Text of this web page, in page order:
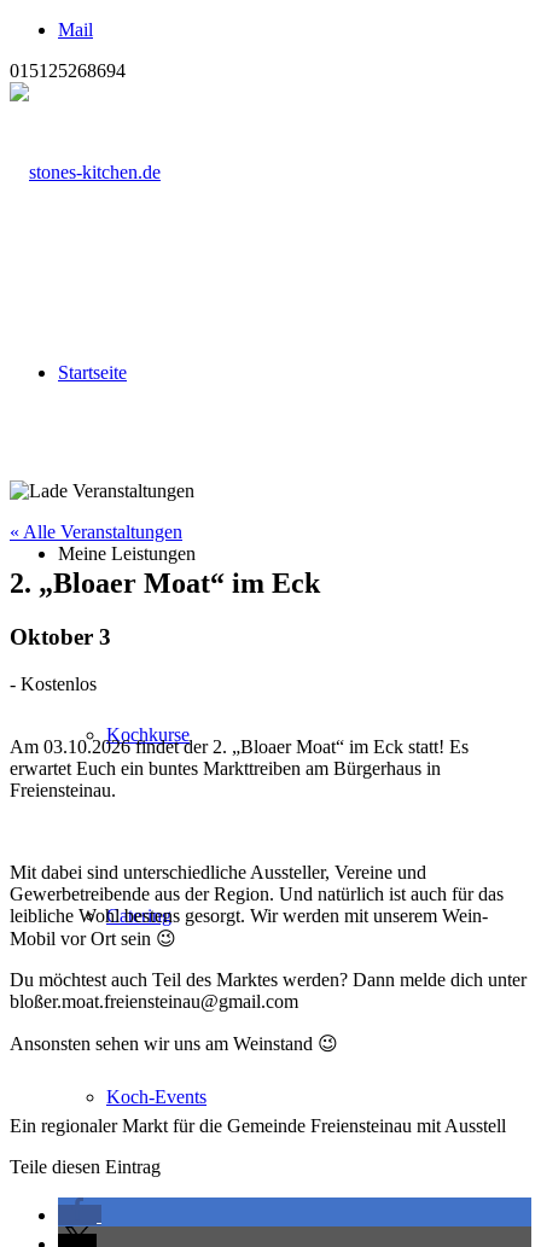
Mail
015125268694
Startseite
Meine Leistungen
Kochkurse
Catering
Koch-Events
« Alle Veranstaltungen
2. „Bloaer Moat“ im Eck
Oktober 3
- Kostenlos
Am 03.10.2026 findet der 2. „Bloaer Moat“ im Eck statt! Es
erwartet Euch ein buntes Markttreiben am Bürgerhaus in
Freiensteinau.
Mit dabei sind unterschiedliche Aussteller, Vereine und
Gewerbetreibende aus der Region. Und natürlich ist auch für das
leibliche Wohl bestens gesorgt. Wir werden mit unserem Wein-
Mobil vor Ort sein 😉
Du möchtest auch Teil des Marktes werden? Dann melde dich unter
bloßer.moat.freiensteinau@gmail.com
Ansonsten sehen wir uns am Weinstand 😉
Ein regionaler Markt für die Gemeinde Freiensteinau mit Ausstell
Teile diesen Eintrag